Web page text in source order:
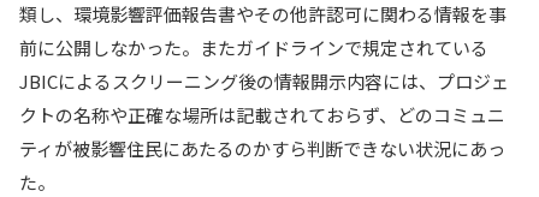
類し、環境影響評価報告書やその他許認可に関わる情報を事
前に公開しなかった。またガイドラインで規定されている
JBICによるスクリーニング後の情報開示内容には、プロジェ
クトの名称や正確な場所は記載されておらず、どのコミュニ
ティが被影響住民にあたるのかすら判断できない状況にあっ
た。